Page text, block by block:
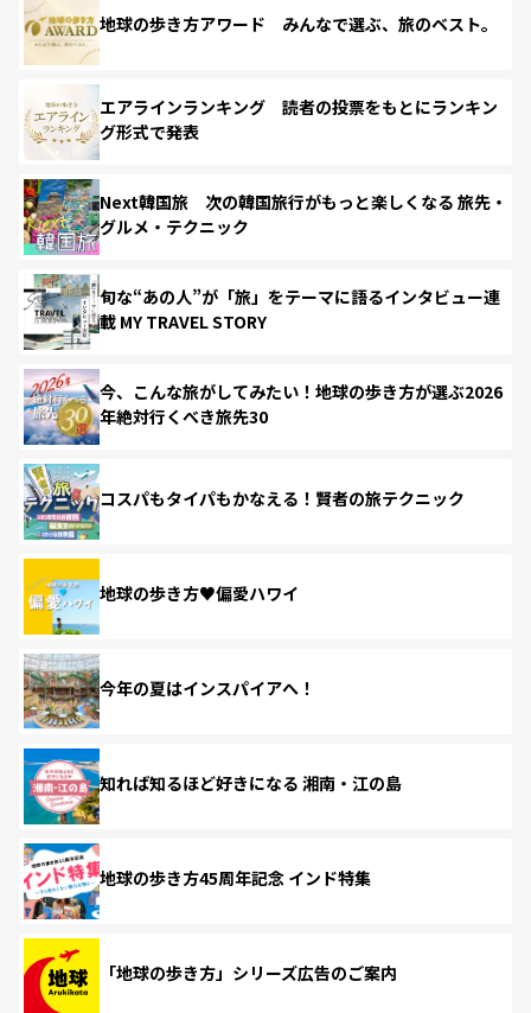
地球の歩き方アワード みんなで選ぶ、旅のベスト。
エアラインランキング 読者の投票をもとにランキン
グ形式で発表
Next韓国旅 次の韓国旅行がもっと楽しくなる 旅先・
グルメ・テクニック
旬な“あの人”が「旅」をテーマに語るインタビュー連
載 MY TRAVEL STORY
今、こんな旅がしてみたい！地球の歩き方が選ぶ2026
年絶対行くべき旅先30
コスパもタイパもかなえる！賢者の旅テクニック
地球の歩き方♥偏愛ハワイ
今年の夏はインスパイアへ！
知れば知るほど好きになる 湘南・江の島
地球の歩き方45周年記念 インド特集
「地球の歩き方」シリーズ広告のご案内